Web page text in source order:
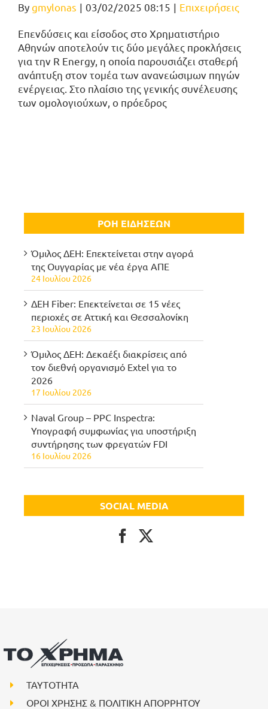
Bygmylonas | 03/02/2025 08:15 | Επιχειρήσεις
Επενδύσεις και είσοδος στο Χρηματιστήριο
Αθηνών αποτελούν τις δύο μεγάλες προκλήσεις
για την R Energy, η οποία παρουσιάζει σταθερή
ανάπτυξη στον τομέα των ανανεώσιμων πηγών
ενέργειας. Στο πλαίσιο της γενικής συνέλευσης
των ομολογιούχων, ο πρόεδρος
ΡΟΗ ΕΙΔΗΣΕΩΝ
Όμιλος ΔΕΗ: Επεκτείνεται στην αγορά
της Ουγγαρίας με νέα έργα ΑΠΕ
24 Ιουλίου 2026
ΔΕΗ Fiber: Επεκτείνεται σε 15 νέες
περιοχές σε Αττική και Θεσσαλονίκη
23 Ιουλίου 2026
Όμιλος ΔΕΗ: Δεκαέξι διακρίσεις από
τον διεθνή οργανισμό Extel για το
2026
17 Ιουλίου 2026
Naval Group – PPC Inspectra:
Υπογραφή συμφωνίας για υποστήριξη
συντήρησης των φρεγατών FDI
16 Ιουλίου 2026
SOCIAL MEDIA
ΤΑΥΤΟΤΗΤΑ
ΟΡΟΙ ΧΡΗΣΗΣ & ΠΟΛΙΤΙΚΗ ΑΠΟΡΡΗΤΟΥ